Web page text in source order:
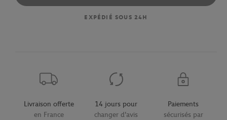
EXPÉDIÉ SOUS 24H
Livraison offerte
en France
14 jours pour
changer d'avis
Paiements
sécurisés par